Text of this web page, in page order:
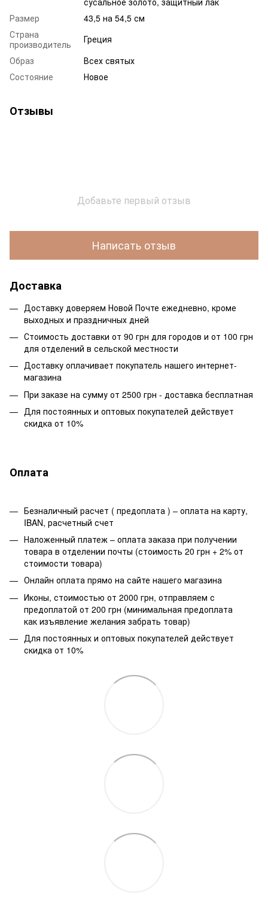
Размер
43,5 на 54,5 см
Страна
производитель
Греция
Образ
Всех святых
Состояние
Новое
Отзывы
Добавьте первый отзыв
Написать отзыв
Доставка
Доставку доверяем Новой Почте ежедневно, кроме
выходных и праздничных дней
Стоимость доставки от 90 грн для городов и от 100 грн
для отделений в сельской местности
Доставку оплачивает покупатель нашего интернет-
магазина
При заказе на сумму от 2500 грн - доставка бесплатная
Для постоянных и оптовых покупателей действует
скидка от 10%
Оплата
Безналичный расчет ( предоплата ) – оплата на карту,
IBAN, расчетный счет
Наложенный платеж – оплата заказа при получении
товара в отделении почты (стоимость 20 грн + 2% от
стоимости товара)
Онлайн оплата прямо на сайте нашего магазина
Иконы, стоимостью от 2000 грн, отправляем с
предоплатой от 200 грн (минимальная предоплата
как изъявление желания забрать товар)
Для постоянных и оптовых покупателей действует
скидка от 10%